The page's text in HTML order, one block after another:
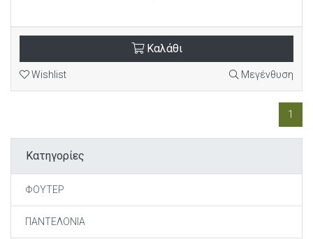
Κατηγορίες
ΦΟΥΤΕΡ
ΠΑΝΤΕΛΟΝΙΑ
Καλάθι
Wishlist Μεγένθυση
1